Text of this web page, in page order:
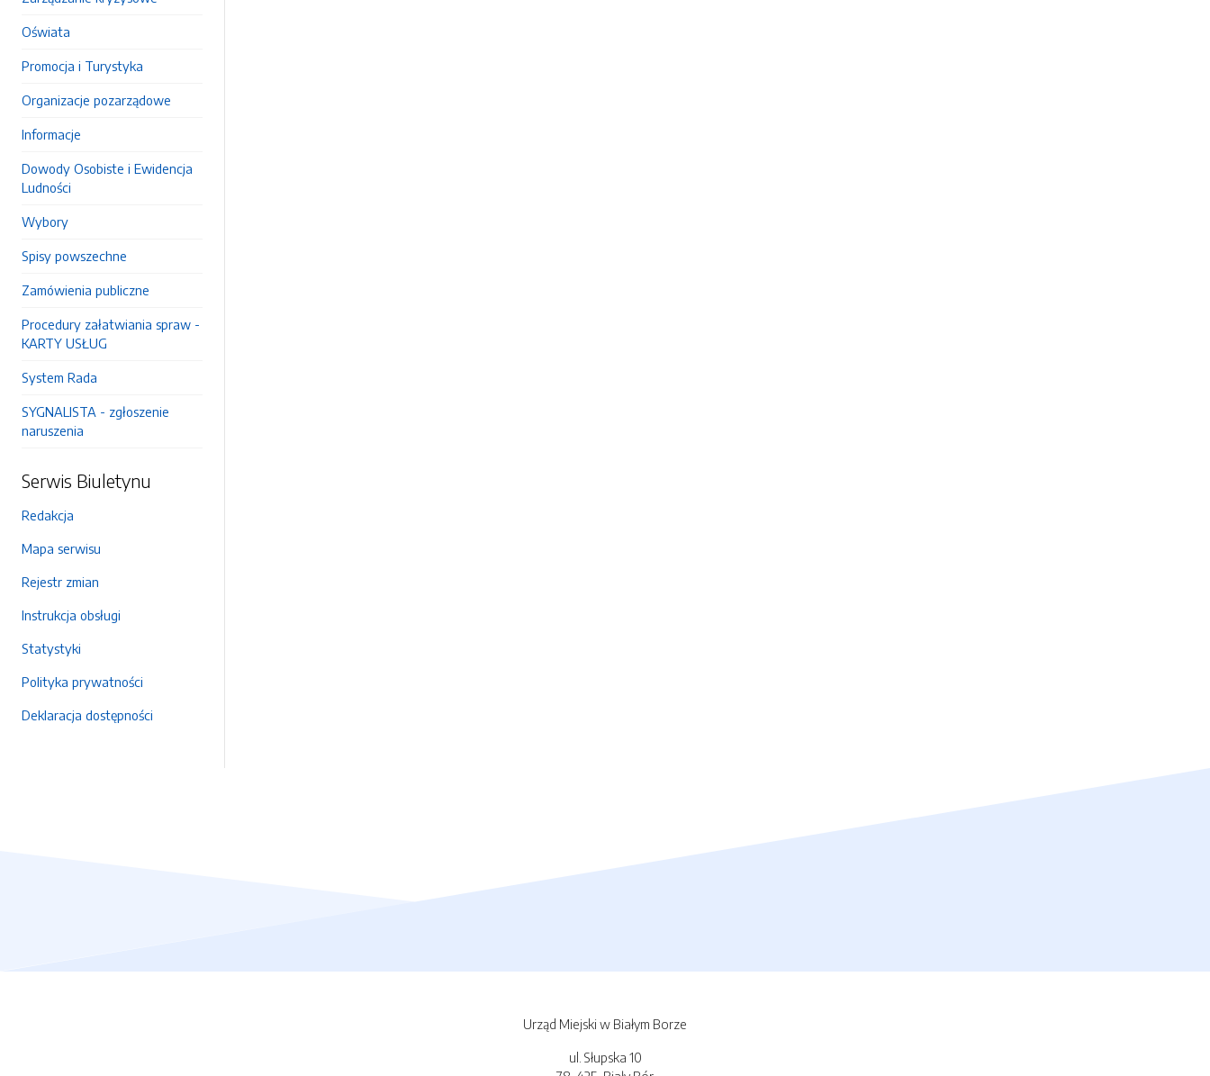
Oświata
Promocja i Turystyka
Organizacje pozarządowe
Informacje
Dowody Osobiste i Ewidencja
Ludności
Wybory
Spisy powszechne
Zamówienia publiczne
Procedury załatwiania spraw -
KARTY USŁUG
System Rada
SYGNALISTA - zgłoszenie
naruszenia
Serwis Biuletynu
Redakcja
Mapa serwisu
Rejestr zmian
Instrukcja obsługi
Statystyki
Polityka prywatności
Deklaracja dostępności
Urząd Miejski w Białym Borze
ul. Słupska 10